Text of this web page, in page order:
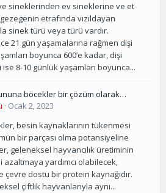
sineklerinden ev sineklerine ve et
etrafında vızıldayan
sinek türü veya türü vardır.
21 gün yaşamalarına rağmen dişi
boyunca 600’e kadar, dişi
8-10 günlük yaşamları boyunca...
böcekler bir çözüm olarak
· Ocak 2, 2023
besin kaynaklarının tükenmesi
bir parçası olma potansiyeline
geleneksel hayvancılık üretiminin
yardımcı olabilecek,
çevre dostu bir protein kaynağıdır.
çiftlik hayvanlarıyla aynı...